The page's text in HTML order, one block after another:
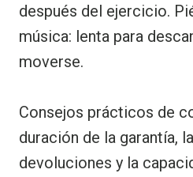
después del ejercicio.
música: lenta para
moverse.
Consejos prácticos de
duración de la garantía,
devoluciones y la